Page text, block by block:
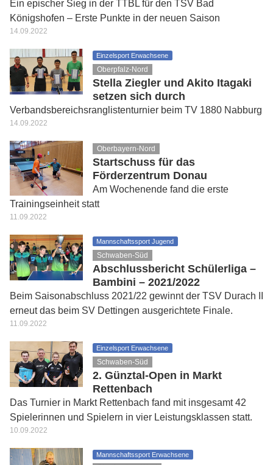
Ein epischer Sieg in der TTBL für den TSV Bad
Königshofen – Erste Punkte in der neuen Saison
14.09.2022
Einzelsport Erwachsene
Oberpfalz-Nord
Stella Ziegler und Akito Itagaki
setzen sich durch
Verbandsbereichsranglistenturnier beim TV 1880 Nabburg
14.09.2022
Oberbayern-Nord
Startschuss für das
Förderzentrum Donau
Am Wochenende fand die erste
Trainingseinheit statt
11.09.2022
Mannschaftssport Jugend
Schwaben-Süd
Abschlussbericht Schülerliga –
Bambini – 2021/2022
Beim Saisonabschluss 2021/22 gewinnt der TSV Durach II
erneut das beim SV Dettingen ausgerichtete Finale.
11.09.2022
Einzelsport Erwachsene
Schwaben-Süd
2. Günztal-Open in Markt
Rettenbach
Das Turnier in Markt Rettenbach fand mit insgesamt 42
Spielerinnen und Spielern in vier Leistungsklassen statt.
10.09.2022
Mannschaftssport Erwachsene